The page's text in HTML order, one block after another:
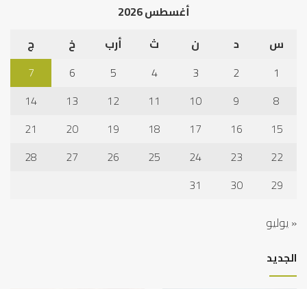
أغسطس 2026
س
د ن ث أرب خ
ج
1
2
3
4
5
6
7
8
9
10
11
12
13
14
15
16
17
18
19
20
21
22
23
24
25
26
27
28
29
30
31
« يوليو
الجديد